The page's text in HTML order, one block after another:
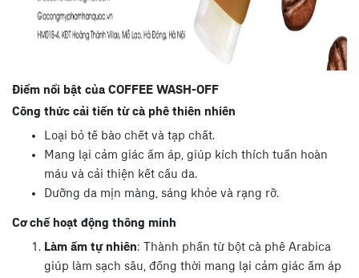
Điểm nổi bật của COFFEE WASH-OFF
Công thức cải tiến từ cà phê thiên nhiên
Loại bỏ tế bào chết và tạp chất.
Mang lại cảm giác ấm áp, giúp kích thích tuần hoàn
máu và cải thiện kết cấu da.
Dưỡng da mịn màng, sáng khỏe và rạng rỡ.
Cơ chế hoạt động thông minh
Làm ấm tự nhiên: Thành phần từ bột cà phê Arabica
giúp làm sạch sâu, đồng thời mang lại cảm giác ấm áp